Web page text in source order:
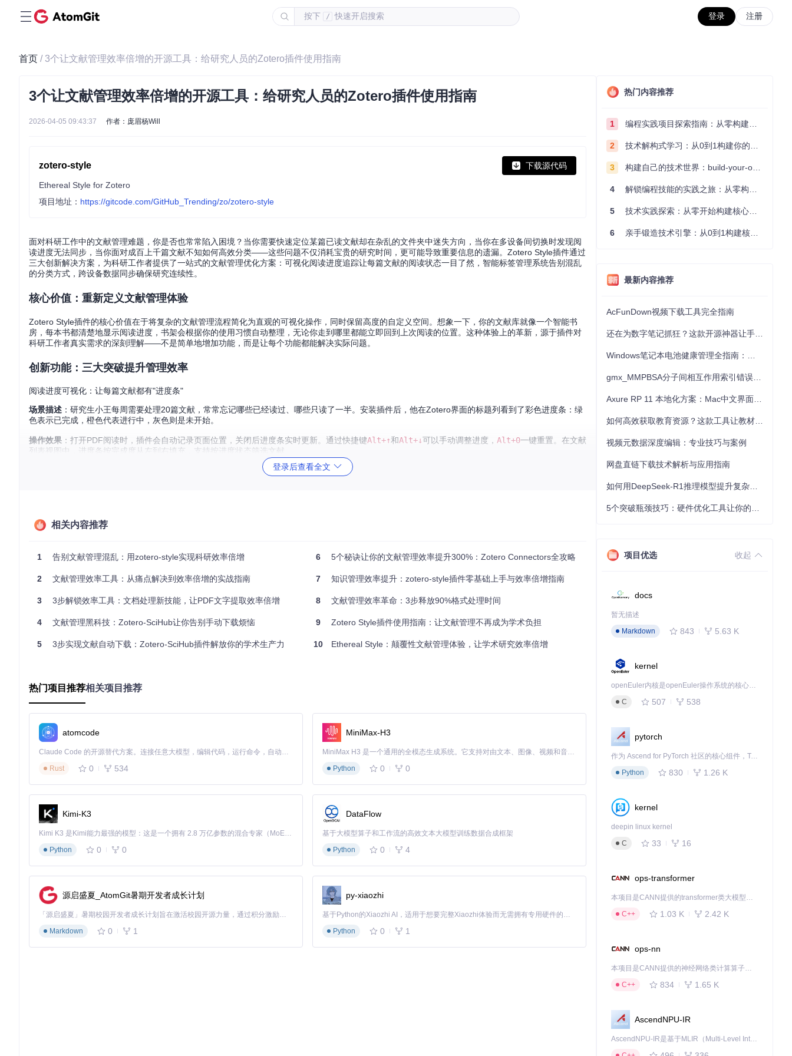
按下 / 快速开启搜索 登录 注册
首页 / 3个让文献管理效率倍增的开源工具：给研究人员的Zotero插件使用指南
3个让文献管理效率倍增的开源工具：给研究人员的Zotero插件使用指南
2026-04-05 09:43:37 作者：庞眉杨Will
zotero-style 下载源代码
Ethereal Style for Zotero
项目地址： https://gitcode.com/GitHub_Trending/zo/zotero-style
面对科研工作中的文献管理难题，你是否也常常陷入困境？当你需要快速定位某篇已读文献却在杂乱的文件夹中迷失方向，当你在多设备间切换时发现阅
读进度无法同步，当你面对成百上千篇文献不知如何高效分类——这些问题不仅消耗宝贵的研究时间，更可能导致重要信息的遗漏。Zotero Style插件通过
三大创新解决方案，为科研工作者提供了一站式的文献管理优化方案：可视化阅读进度追踪让每篇文献的阅读状态一目了然，智能标签管理系统告别混乱
的分类方式，跨设备数据同步确保研究连续性。
核心价值：重新定义文献管理体验
Zotero Style插件的核心价值在于将复杂的文献管理流程简化为直观的可视化操作，同时保留高度的自定义空间。想象一下，你的文献库就像一个智能书
房，每本书都清楚地显示阅读进度，书架会根据你的使用习惯自动整理，无论你走到哪里都能立即回到上次阅读的位置。这种体验上的革新，源于插件对
科研工作者真实需求的深刻理解——不是简单地增加功能，而是让每个功能都能解决实际问题。
创新功能：三大突破提升管理效率
阅读进度可视化：让每篇文献都有"进度条"
场景描述 ：研究生小王每周需要处理20篇文献，常常忘记哪些已经读过、哪些只读了一半。安装插件后，他在Zotero界面的标题列看到了彩色进度条：绿
色表示已完成，橙色代表进行中，灰色则是未开始。
操作效果 ：打开PDF阅读时，插件会自动记录页面位置，关闭后进度条实时更新。通过快捷键Alt+↑和Alt+↓可以手动调整进度， Alt+0一键重置。在文献
列表视图中，进度条按完成度从左到右填充，支持按进度状态筛选文献。
：传统文献管理需要手动添加"已读"标签或在文件名后标注进度，既不直观也难以批量管理。可视化进度条将状态信息直接融入界面，减少操作
场景描述：李教授的文献库中有3000多篇论文，按研究主题、发表年份、重要程度等多个维度分类。使用插件的标签前缀系统后，他用
（如#机器学习），~表示优先级（如
签。系统会自动对标签进行分组显示，避免传统标签列表的混乱。
对比优势：传统标签系统缺乏层级结构，大量标签堆砌导致查找困难。前缀分类系统相当于给标签增加了"分类属性"，使标签管理从简单的关键词标记升
：张同学在不同研究阶段需要不同的文献展示方式：文献筛选时需要显示所有元数据，快速浏览时只需标题和进度，写作引用时则需要重点展示
作者和发表信息。
对比优势：默认Zotero界面需要手动调整列显示，每次切换场景都要重新配置。视图组功能将界面配置模块化，使场景切换时间从30秒缩短至1秒，特别
适合多任务交替进行的研究工作。
实践指南：两种路径快速上手
图形界面安装（适合普通用户）
在插件窗口右上角点击齿轮图标，选择"从文件安装插件"
在文件选择对话框中，导航到下载的Zotero Style插件文件夹
选择install.rdf文件，点击"打开"
系统提示需要重启Zotero，点击"确定"完成安装
命令行安装（适合技术用户）
# 克隆项目仓库
git clone https://gitcode.com/GitHub_Trending/zo/zotero-style
# 进入项目目录
cd zotero-style
# 执行安装脚本（需Node.js环境）
安装完成后，首次启动会显示配置向导，引导你完成基础设置：
登录后查看全文
相关内容推荐
1 告别文献管理混乱：用zotero-style实现科研效率倍增
2 文献管理效率工具：从痛点解决到效率倍增的实战指南
3 3步解锁效率工具：文档处理新技能，让PDF文字提取效率倍增
4 文献管理黑科技：Zotero-SciHub让你告别手动下载烦恼
5 3步实现文献自动下载：Zotero-SciHub插件解放你的学术生产力
6 5个秘诀让你的文献管理效率提升300%：Zotero Connectors全攻略
7 知识管理效率提升：zotero-style插件零基础上手与效率倍增指南
8 文献管理效率革命：3步释放90%格式处理时间
9 Zotero Style插件使用指南：让文献管理不再成为学术负担
10 Ethereal Style：颠覆性文献管理体验，让学术研究效率倍增
热门项目推荐相关项目推荐
atomcode
Claude Code 的开源替代方案。连接任意大模型，编辑代码，运行命令，自动验证 — 全自动执行。用 Rust 构建，极致性能。 ｜ An open-source alternative to Claude Code. Connect any LLM, edit code, run commands, and verify changes — autonomously. Built in Rust for speed. Get Started
Rust
0 534
MiniMax-H3
MiniMax H3 是一个通用的全模态生成系统。它支持对由文本、图像、视频和音频组成的多模态上下文进行统一理解，并能生成分辨率高达 2K、时长可达 15 秒的带原生立体声音频的视频。得益于面向任务泛化的系统设计，H3 在预训练阶段就已具备广泛的多模态上下文理解与生成能力，能够出色地执行复杂的多模态指令。
Python
0 0
Kimi-K3
Kimi K3 是Kimi能力最强的模型：这是一个拥有 2.8 万亿参数的混合专家（MoE）模型，具备原生视觉理解能力，并支持 100 万 token 的上下文窗口。
Python
0 0
DataFlow
基于大模型算子和工作流的高效文本大模型训练数据合成框架
Python
0 4
源启盛夏_AtomGit暑期开发者成长计划
「源启盛夏」暑期校园开发者成长计划旨在激活校园开源力量，通过积分激励、认证扶持、资源倾斜等形式，引导高校组织和开发者完成「入驻 — 建项目 — 做贡献 — 获认证 — 得资源」的完整闭环。无论你是想带领社团入驻平台的组织者，还是希望用代码贡献证明自己的开发者，都能在这里找到属于你的成长路径。
Markdown
0 1
py-xiaozhi
基于Python的Xiaozhi AI，适用于想要完整Xiaozhi体验而无需拥有专用硬件的用户。
Python
0 1
热门内容推荐
1 编程实践项目探索指南：从零构建技术能力体系
2 技术解构式学习：从0到1构建你的编程知识体系
3 构建自己的技术世界：build-your-own-x项目的实践探索指南
4 解锁编程技能的实践之旅：从零构建你的技术世界
5 技术实践探索：从零开始构建核心系统的实践指南
6 亲手锻造技术引擎：从0到1构建核心系统的实践指南
最新内容推荐
AcFunDown视频下载工具完全指南
视频元数据深度编辑：专业技巧与案例
网盘直链下载技术解析与应用指南
项目优选 收起
docs
暂无描述
Markdown
843 5.63 K
kernel
openEuler内核是openEuler操作系统的核心，既是系统性能与稳定性的基石，也是连接处理器、设备与服务的桥梁。
C
507 538
pytorch
作为 Ascend for PyTorch 社区的核心组件，TorchNPU 是昇腾专为 PyTorch 打造的深度学习适配插件，使 PyTorch 框架能够直接调用昇腾 NPU，为开发者提供昇腾 AI 处理器的超强算力。
Python
830 1.26 K
kernel
deepin linux kernel
C
33 16
ops-transformer
本项目是CANN提供的transformer类大模型算子库，实现网络在NPU上加速计算。
C++
1.03 K 2.42 K
ops-nn
本项目是CANN提供的神经网络类计算算子库，实现网络在NPU上加速计算。
C++
834 1.65 K
AscendNPU-IR
AscendNPU-IR是基于MLIR（Multi-Level Intermediate Representation）构建的，面向昇腾亲和算子编译时使用的中间表示，提供昇腾完备表达能力，通过编译优化提升昇腾AI处理器计算效率，支持通过生态框架使能昇腾AI处理器与深度调优